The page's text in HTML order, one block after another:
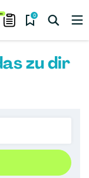
0
zu dir